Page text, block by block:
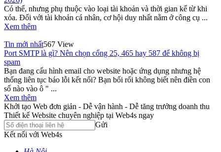
Có thể, nhưng phụ thuộc vào loại tài khoản và thời gian kể từ khi
xóa. Đối với tài khoản cá nhân, cơ hội duy nhất nằm ở công cụ ...
Xem thêm
Tin mới nhất567 View
Port SMTP là gì? Nên chọn cổng 25, 465 hay 587 để không bị
spam
Bạn đang cấu hình email cho website hoặc ứng dụng nhưng hệ
thống liên tục báo lỗi kết nối? Bạn bối rối không biết nên điền con
số nào vào ô " ...
Xem thêm
Khởi tạo Web đơn giản - Dễ vận hành - Dễ tăng trưởng doanh thu
Thiết kế Website chuyên nghiệp tại Web4s ngay
Gửi
Kết nối với Web4s